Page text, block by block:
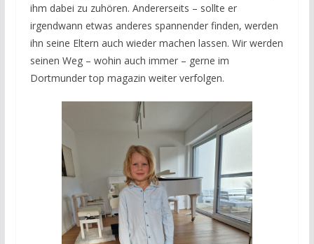
ihm dabei zu zuhören. Andererseits – sollte er
irgendwann etwas anderes spannender finden, werden
ihn seine Eltern auch wieder machen lassen. Wir werden
seinen Weg – wohin auch immer – gerne im
Dortmunder top magazin weiter verfolgen.